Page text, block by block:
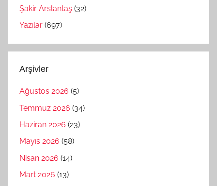
Şakir Arslantaş (32)
Yazılar (697)
Arşivler
Ağustos 2026 (5)
Temmuz 2026 (34)
Haziran 2026 (23)
Mayıs 2026 (58)
Nisan 2026 (14)
Mart 2026 (13)